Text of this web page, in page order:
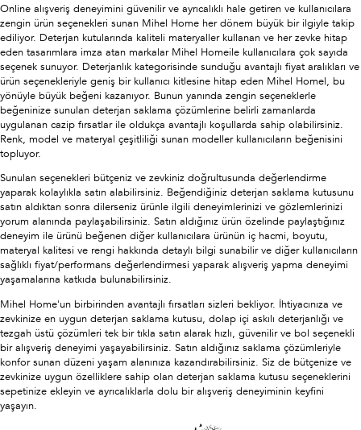
Online alışveriş deneyimini güvenilir ve ayrıcalıklı hale getiren ve kullanıcılara
zengin ürün seçenekleri sunan Mihel Home her dönem büyük bir ilgiyle takip
ediliyor. Deterjan kutularında kaliteli materyaller kullanan ve her zevke hitap
eden tasarımlara imza atan markalar Mihel Homeile kullanıcılara çok sayıda
seçenek sunuyor. Deterjanlık kategorisinde sunduğu avantajlı fiyat aralıkları ve
ürün seçenekleriyle geniş bir kullanıcı kitlesine hitap eden Mihel Homel, bu
yönüyle büyük beğeni kazanıyor. Bunun yanında zengin seçeneklerle
beğeninize sunulan deterjan saklama çözümlerine belirli zamanlarda
uygulanan cazip fırsatlar ile oldukça avantajlı koşullarda sahip olabilirsiniz.
Renk, model ve materyal çeşitliliği sunan modeller kullanıcıların beğenisini
topluyor.
Sunulan seçenekleri bütçeniz ve zevkiniz doğrultusunda değerlendirme
yaparak kolaylıkla satın alabilirsiniz. Beğendiğiniz deterjan saklama kutusunu
satın aldıktan sonra dilerseniz ürünle ilgili deneyimlerinizi ve gözlemlerinizi
yorum alanında paylaşabilirsiniz. Satın aldığınız ürün özelinde paylaştığınız
deneyim ile ürünü beğenen diğer kullanıcılara ürünün iç hacmi, boyutu,
materyal kalitesi ve rengi hakkında detaylı bilgi sunabilir ve diğer kullanıcıların
sağlıklı fiyat/performans değerlendirmesi yaparak alışveriş yapma deneyimi
yaşamalarına katkıda bulunabilirsiniz.
Mihel Home'un birbirinden avantajlı fırsatları sizleri bekliyor. İhtiyacınıza ve
zevkinize en uygun deterjan saklama kutusu, dolap içi askılı deterjanlığı ve
tezgah üstü çözümleri tek bir tıkla satın alarak hızlı, güvenilir ve bol seçenekli
bir alışveriş deneyimi yaşayabilirsiniz. Satın aldığınız saklama çözümleriyle
konfor sunan düzeni yaşam alanınıza kazandırabilirsiniz. Siz de bütçenize ve
zevkinize uygun özelliklere sahip olan deterjan saklama kutusu seçeneklerini
sepetinize ekleyin ve ayrıcalıklarla dolu bir alışveriş deneyiminin keyfini
yaşayın.